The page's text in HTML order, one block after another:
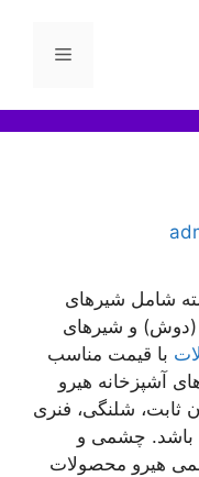
فهرست
شامل شیرهای
(دوش) و شیرهای
با قیمت مناسب
آشپزخانه هیرو
ثابت، شلنگی، فنری
باشد. چشمی و
هیرو محصولات